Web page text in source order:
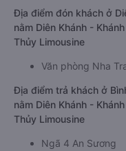
Địa điểm đón khách ở
nằm Diên Khánh -
Thủy Limousine
Văn phòng Nha
Địa điểm trả khách ở
nằm Diên Khánh -
Thủy Limousine
Ngã 4 An Sương